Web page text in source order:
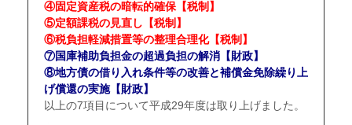
④固定資産税の暗転的確保【税制】
⑤定額課税の見直し【税制】
⑥税負担軽減措置等の整理合理化【税制】
⑦国庫補助負担金の超過負担の解消【財政】
⑧地方債の借り入れ条件等の改善と補償金免除繰り上
げ償還の実施【財政】
以上の7項目について平成29年度は取り上げました。